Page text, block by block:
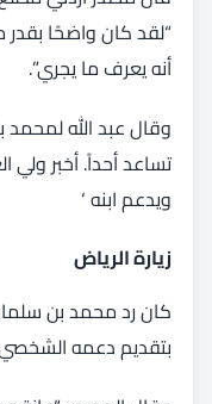
“لقد كان واضحًا
أنه يعرف ما يجري”.
وقال عبد الله لمحمد
تساعد أحداً. أخبر ولي
ويدعم ابنه ‘
زيارة الرياض
كان رد محمد بن
بتقديم دعمه الشخصي